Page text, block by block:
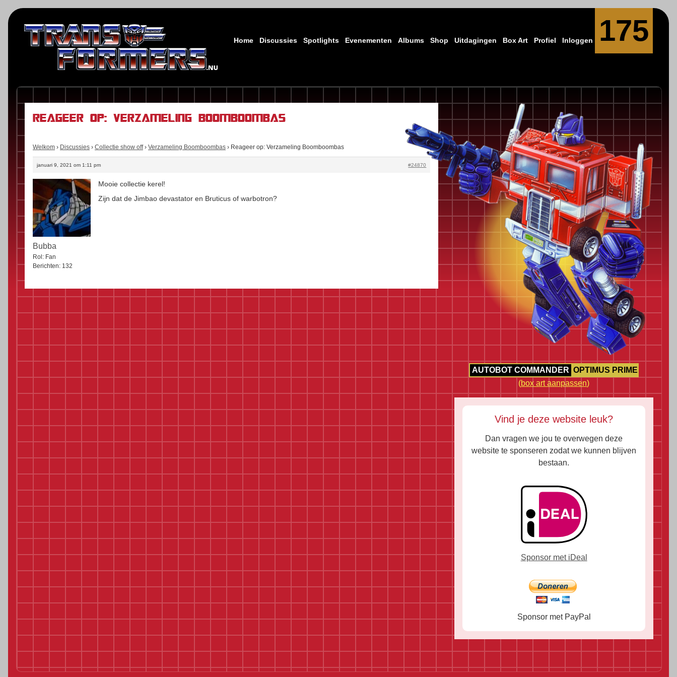
Home Discussies Spotlights Evenementen Albums Shop Uitdagingen Box Art Profiel Inloggen 175
Reageer op: Verzameling Boomboombas
Welkom › Discussies › Collectie show off › Verzameling Boomboombas › Reageer op: Verzameling Boomboombas
januari 9, 2021 om 1:11 pm #24870
Bubba
Rol: Fan
Berichten: 132
Mooie collectie kerel!
Zijn dat de Jimbao devastator en Bruticus of warbotron?
AUTOBOT COMMANDER OPTIMUS PRIME
(box art aanpassen)
Vind je deze website leuk?
Dan vragen we jou te overwegen deze
website te sponseren zodat we kunnen blijven
bestaan.
Sponsor met iDeal
Sponsor met PayPal